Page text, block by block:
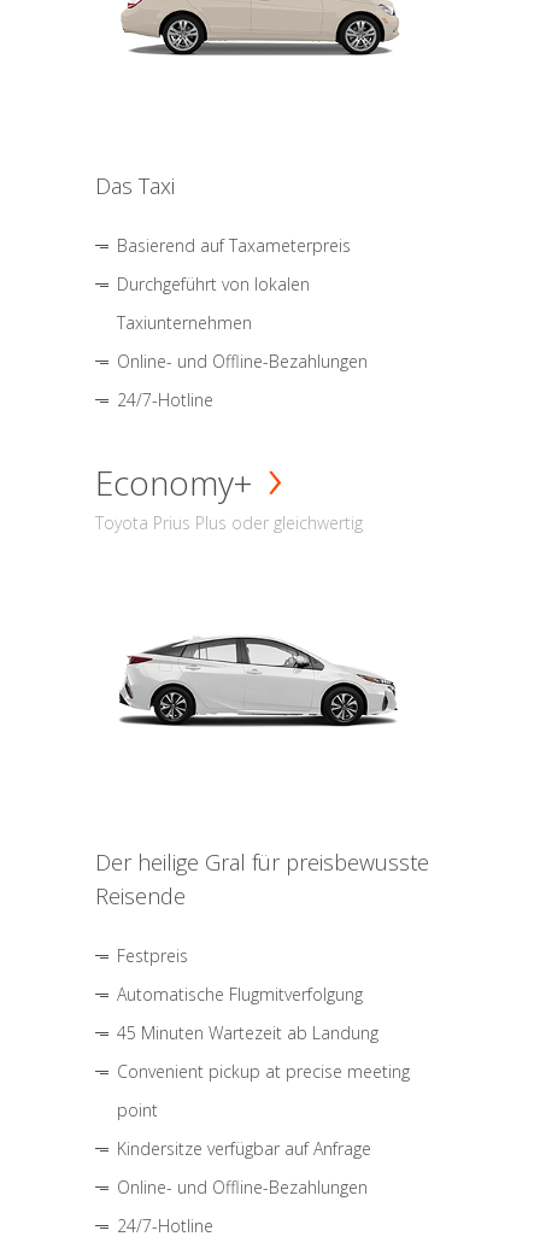
Das Taxi
Basierend auf Taxameterpreis
Durchgeführt von lokalen
Taxiunternehmen
Online- und Offline-Bezahlungen
24/7-Hotline
Economy+
Toyota Prius Plus oder gleichwertig
Der heilige Gral für preisbewusste
Reisende
Festpreis
Automatische Flugmitverfolgung
45 Minuten Wartezeit ab Landung
Convenient pickup at precise meeting
point
Kindersitze verfügbar auf Anfrage
Online- und Offline-Bezahlungen
24/7-Hotline